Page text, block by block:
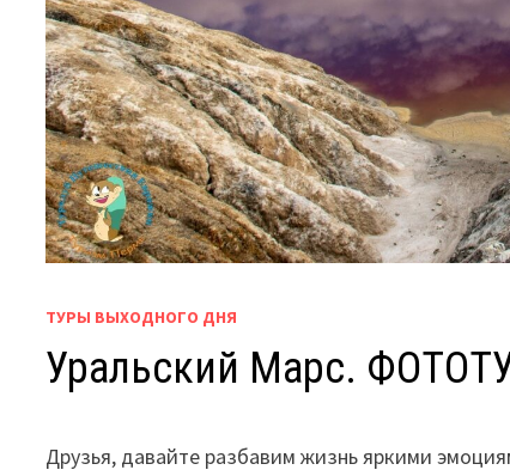
ТУРЫ ВЫХОДНОГО ДНЯ
Уральский Марс.
Друзья, давайте разбавим жизнь яркими